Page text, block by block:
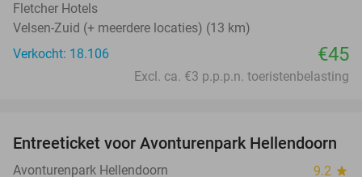
Fletcher Hotels
Velsen-Zuid (+ meerdere locaties) (13 km)
Verkocht: 18.106
€45
Excl. ca. €3 p.p.p.n. toeristenbelasting
41%
Entreeticket voor Avonturenpark Hellendoorn
Avonturenpark Hellendoorn 9.2 star